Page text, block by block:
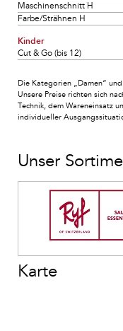
Maschinenschnitt H
Farbe/Strähnen H
Kinder
Cut & Go (bis 12)
Die Kategorien „Damen“
Unsere Preise richten sich
Technik, dem Wareneinsatz
individueller
Unser
Karte